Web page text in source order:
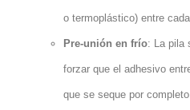
o termoplástico) entre
Pre-unión en frío: La pila
forzar que el adhesivo
que se seque por